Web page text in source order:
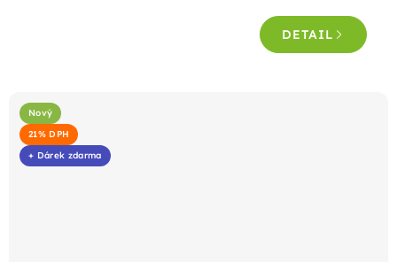
DETAIL
Nový
21% DPH
+ Dárek zdarma